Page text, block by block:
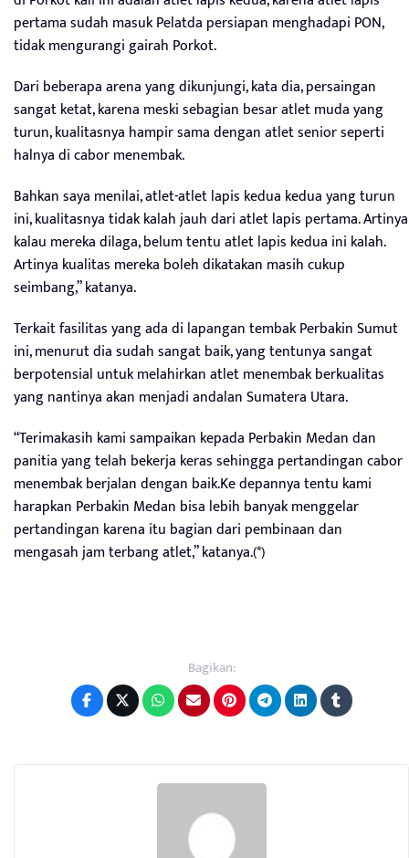
pertama sudah masuk Pelatda persiapan menghadapi PON,
tidak mengurangi gairah Porkot.
Dari beberapa arena yang dikunjungi, kata dia, persaingan
sangat ketat, karena meski sebagian besar atlet muda yang
turun, kualitasnya hampir sama dengan atlet senior seperti
halnya di cabor menembak.
Bahkan saya menilai, atlet-atlet lapis kedua kedua yang turun
ini, kualitasnya tidak kalah jauh dari atlet lapis pertama. Artinya
kalau mereka dilaga, belum tentu atlet lapis kedua ini kalah.
Artinya kualitas mereka boleh dikatakan masih cukup
seimbang,” katanya.
Terkait fasilitas yang ada di lapangan tembak Perbakin Sumut
ini, menurut dia sudah sangat baik, yang tentunya sangat
berpotensial untuk melahirkan atlet menembak berkualitas
yang nantinya akan menjadi andalan Sumatera Utara.
“Terimakasih kami sampaikan kepada Perbakin Medan dan
panitia yang telah bekerja keras sehingga pertandingan cabor
menembak berjalan dengan baik.Ke depannya tentu kami
harapkan Perbakin Medan bisa lebih banyak menggelar
pertandingan karena itu bagian dari pembinaan dan
mengasah jam terbang atlet,” katanya.(*)
Bagikan: